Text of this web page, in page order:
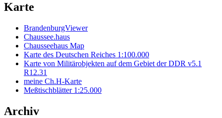
Karte
BrandenburgViewer
Chaussee.haus
Chausseehaus Map
Karte des Deutschen Reiches 1:100.000
Karte von Militärobjekten auf dem Gebiet der DDR v5.1
R12.31
meine Ch.H-Karte
Meßtischblätter 1:25.000
Archiv